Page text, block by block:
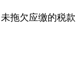
拖欠应缴的税